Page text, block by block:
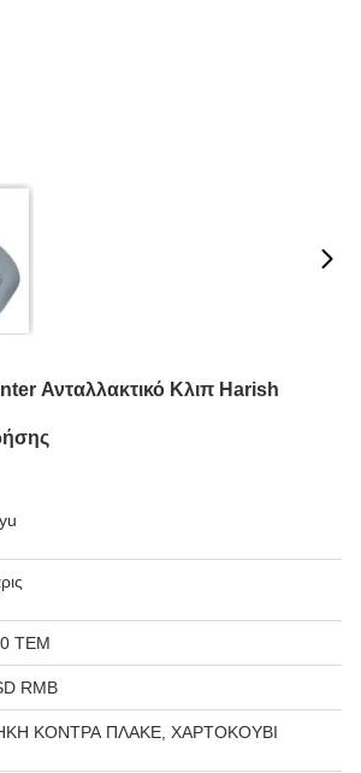
Ανταλλακτικό Κλιπ Harish
ΤΕΜ
RMB
ΚΟΝΤΡΑ ΠΛΑΚΕ, ΧΑΡΤΟΚΟΥΒΙ